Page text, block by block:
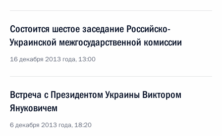
Состоится шестое заседание Российско-
Украинской межгосударственной комиссии
16 декабря 2013 года, 13:00
Встреча с Президентом Украины Виктором
Януковичем
6 декабря 2013 года, 18:20